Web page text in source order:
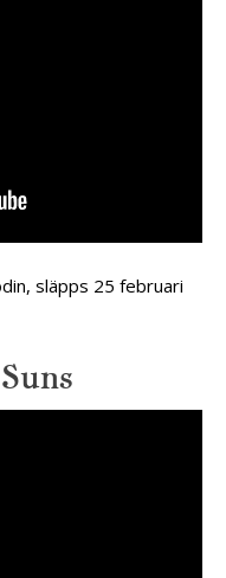
släpps 25 februari